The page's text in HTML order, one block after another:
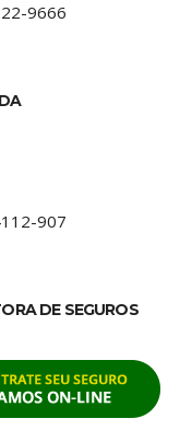
9666
907
DE SEGUROS
03 e 04 Padre